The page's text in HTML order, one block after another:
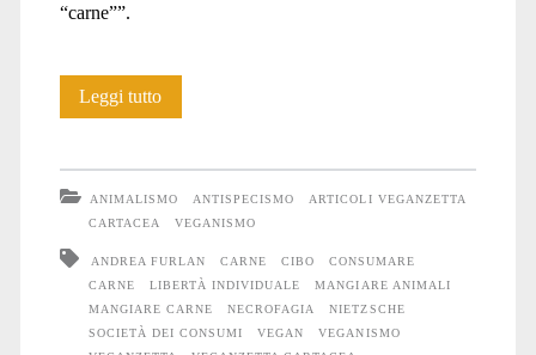
“carne””.
Leggi tuttoNecrofagia:
schiavitù?
ANIMALISMO ANTISPECISMO
ARTICOLI VEGANZETTA
CARTACEA
VEGANISMO
ANDREA FURLAN CARNE CIBO
CONSUMARE
CARNE
LIBERTÀ INDIVIDUALE
MANGIARE ANIMALI
MANGIARE CARNE
NECROFAGIA
NIETZSCHE
SOCIETÀ DEI CONSUMI
VEGAN
VEGANISMO